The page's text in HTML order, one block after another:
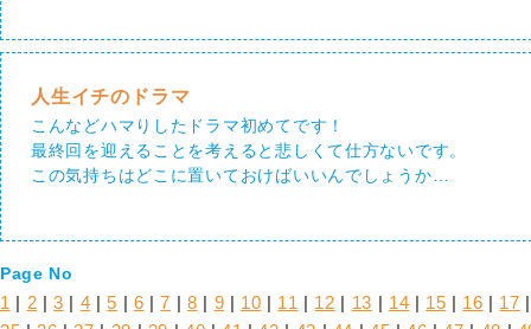
人生イチのドラマ
こんなどハマりしたドラマ初めてです！
最終回を迎えることを考えると悲しくて仕方ないです。
この気持ちはどこに置いておけばいいんでしょうか…
Page No
1 | 2 |3 | 4 |5 | 6 |7 | 8 | 9 | 10 | 11 | 12 | 13 | 14 | 15 | 16 | 17